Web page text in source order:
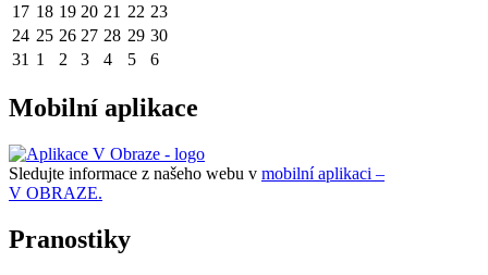
17 18 19 20 21 22 23
24 25 26 27 28 29 30
31 1 2 3 4 5 6
Mobilní aplikace
Sledujte informace z našeho webu v mobilní aplikaci –
V OBRAZE.
Pranostiky